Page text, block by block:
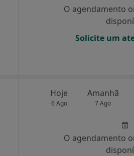
O agendamento
Solicite um
Hoje
6 Ago
Amanhã
7 Ago
O agendamento